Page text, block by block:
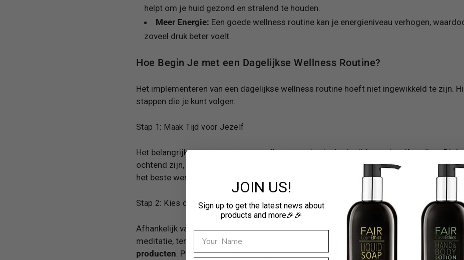
helpt om je huid gezond en stralend te houden.
Meer Energie: Een goede wellness routine kan je energieniveau verhogen,
zoveel druk beter voelt.
Hoe Begin Je met een Dagelijkse Wellness Routine?
Het implementeren van een dagelijkse wellness routine hoeft niet ingewikkeld te zijn.
stappen die je kunt volgen:
Stap 1: Maak Tijd voor Jezelf
Het belangrijkste aspect van een wellness routine is dat je tijd voor jezelf creëert. Dit
ochtend zijn, tijdens de lunchpauze of zelfs in de avond. Zorg ervoor dat je een
het beste werkt.
Stap 2: Kies de Juiste Activiteiten
Afhankelijk van jouw voorkeuren, kunnen de activiteiten variëren. Sommige mensen
meditatie, terwijl anderen baat hebben bij een uitgebreide huidverzorgingsroutine met
producten. Probeer verschillende opties uit om te ontdekken wat het beste bij je past.
JOIN US!
Sign up to get the latest news about
products and more🎉🎉